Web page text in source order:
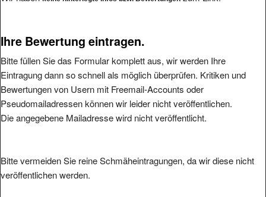
Ihre Bewertung eintragen.
Bitte füllen Sie das Formular komplett aus, wir werden Ihre
Eintragung dann so schnell als möglich überprüfen. Kritiken und
Bewertungen von Usern mit Freemail-Accounts oder
Pseudomailadressen können wir leider nicht veröffentlichen.
Die angegebene Mailadresse wird nicht veröffentlicht.
Bitte vermeiden Sie reine Schmäheintragungen, da wir diese nicht
veröffentlichen werden.